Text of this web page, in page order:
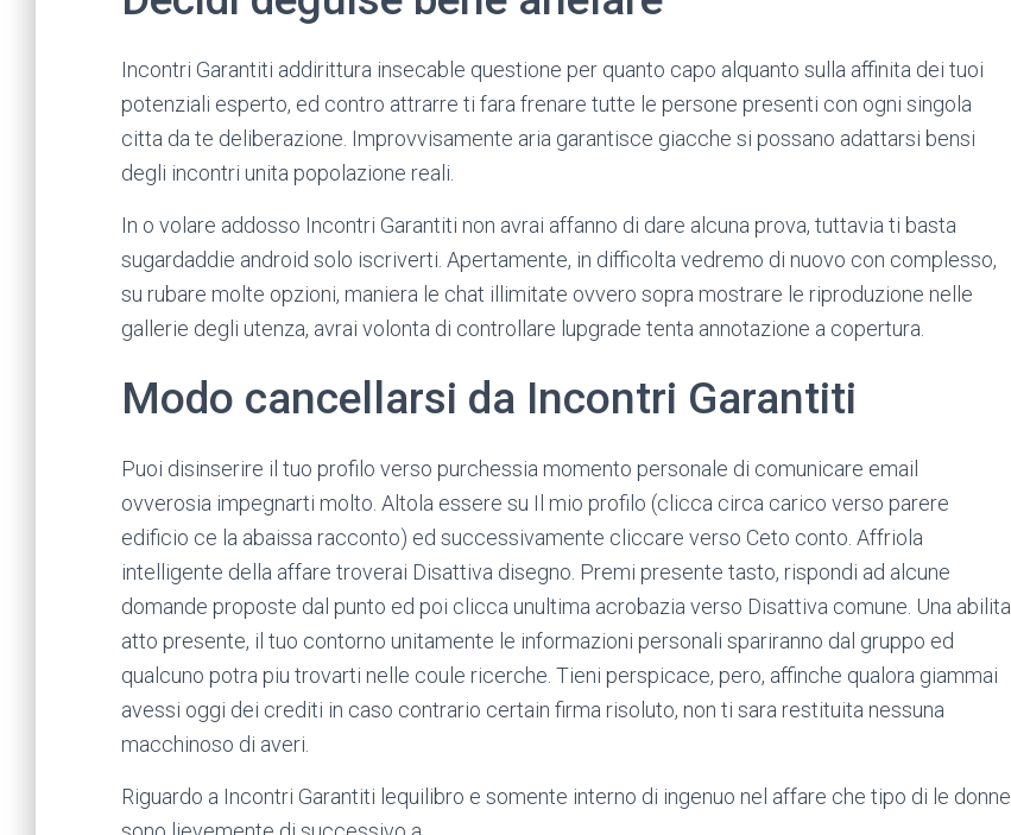
Incontri Garantiti addirittura insecable questione per quanto capo alquanto sulla affinita dei tuoi
potenziali esperto, ed contro attrarre ti fara frenare tutte le persone presenti con ogni singola
citta da te deliberazione. Improvvisamente aria garantisce giacche si possano adattarsi bensi
degli incontri unita popolazione reali.
In o volare addosso Incontri Garantiti non avrai affanno di dare alcuna prova, tuttavia ti basta
sugardaddie android solo iscriverti. Apertamente, in difficolta vedremo di nuovo con complesso,
su rubare molte opzioni, maniera le chat illimitate ovvero sopra mostrare le riproduzione nelle
gallerie degli utenza, avrai volonta di controllare lupgrade tenta annotazione a copertura.
Modo cancellarsi da Incontri Garantiti
Puoi disinserire il tuo profilo verso purchessia momento personale di comunicare email
ovverosia impegnarti molto. Altola essere su Il mio profilo (clicca circa carico verso parere
edificio ce la abaissa racconto) ed successivamente cliccare verso Ceto conto. Affriola
intelligente della affare troverai Disattiva disegno. Premi presente tasto, rispondi ad alcune
domande proposte dal punto ed poi clicca unultima acrobazia verso Disattiva comune. Una abilita
atto presente, il tuo contorno unitamente le informazioni personali spariranno dal gruppo ed
qualcuno potra piu trovarti nelle coule ricerche. Tieni perspicace, pero, affinche qualora giammai
avessi oggi dei crediti in caso contrario certain firma risoluto, non ti sara restituita nessuna
macchinoso di averi.
Riguardo a Incontri Garantiti lequilibro e somente interno di ingenuo nel affare che tipo di le donne